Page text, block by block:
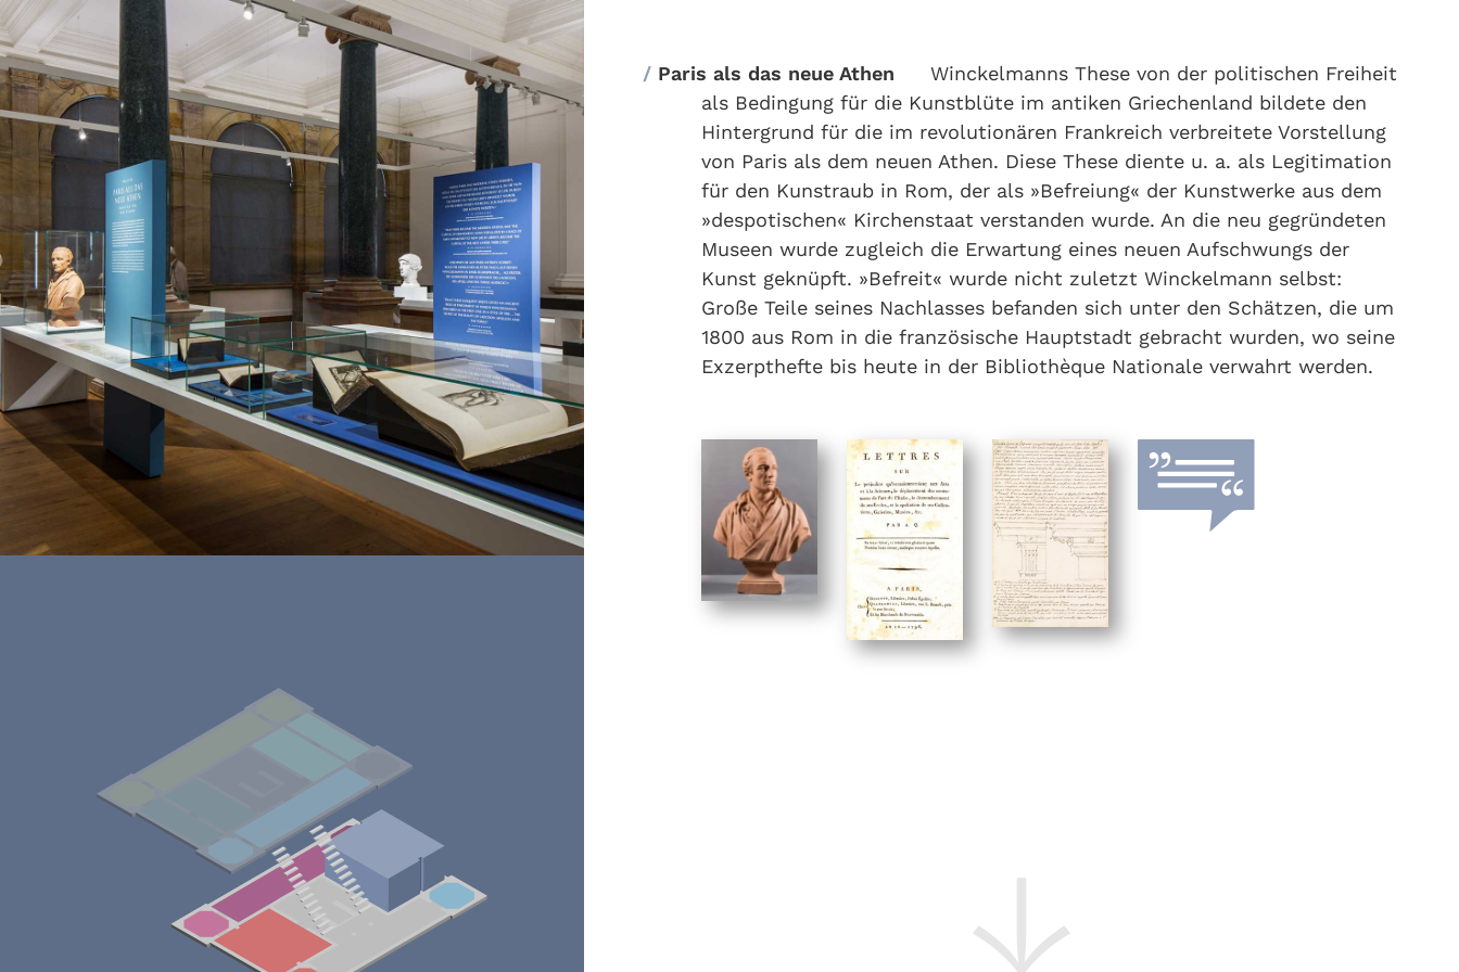
Paris als das neue Athen
Winckelmanns These von der politischen Freiheit
als Bedingung für die Kunstblüte im antiken Griechenland bildete den
Hintergrund für die im revolutionären Frankreich verbreitete Vorstellung
von Paris als dem neuen Athen. Diese These diente u. a. als Legitimation
für den Kunstraub in Rom, der als »Befreiung« der Kunstwerke aus dem
»despotischen« Kirchenstaat verstanden wurde. An die neu gegründeten
Museen wurde zugleich die Erwartung eines neuen Aufschwungs der
Kunst geknüpft. »Befreit« wurde nicht zuletzt Winckelmann selbst:
Große Teile seines Nachlasses befanden sich unter den Schätzen, die um
1800 aus Rom in die französische Hauptstadt gebracht wurden, wo seine
Exzerpthefte bis heute in der Bibliothèque Nationale verwahrt werden.